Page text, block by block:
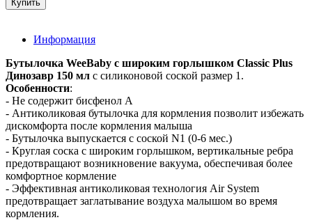
Информация
Бутылочка WeeBaby с широким горлышком Classic Plus
Динозавр 150 мл с силиконовой соской размер 1.
Особенности:
- Не содержит бисфенол А
- Антиколиковая бутылочка для кормления позволит избежать
дискомфорта после кормления малыша
- Бутылочка выпускается с соской N1 (0-6 мес.)
- Круглая соска с широким горлышком, вертикальные ребра
предотвращают возникновение вакуума, обеспечивая более
комфортное кормление
- Эффективная антиколиковая технология Air System
предотвращает заглатывание воздуха малышом во время
кормления.